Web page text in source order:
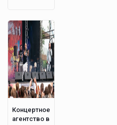
Концертное
агентство в